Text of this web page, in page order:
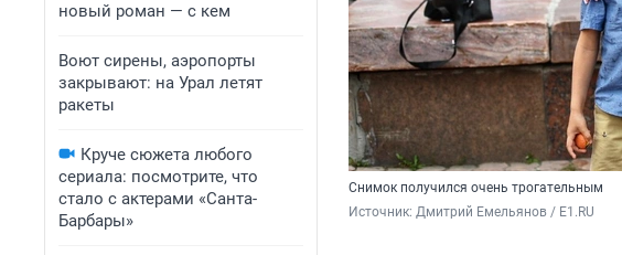
новый роман — с кем
Воют сирены, аэропорты
закрывают: на Урал летят
ракеты
Круче сюжета любого
сериала: посмотрите, что
стало с актерами «Санта-
Барбары»
Снимок получился очень трогательным
Источник: Дмитрий Емельянов / E1.RU